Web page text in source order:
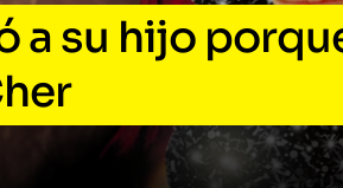
a su hijo